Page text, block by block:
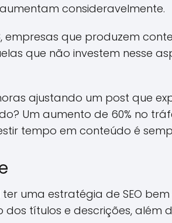
consideravelmente.
empresas que produzem
que não investem nesse
ajustando um post que
Um aumento de 60% no
tempo em conteúdo é
uma estratégia de SEO bem
títulos e descrições, além